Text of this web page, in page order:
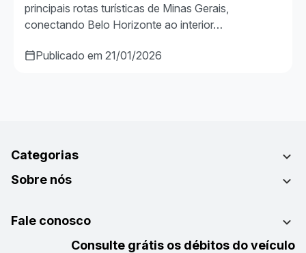
principais rotas turísticas de Minas Gerais,
conectando Belo Horizonte ao interior…
Publicado em 21/01/2026
Categorias
Sobre nós
Fale conosco
Consulte grátis os débitos do veículo